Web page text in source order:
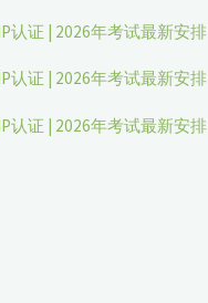
认证 | 2026年考试最新安排
认证 | 2026年考试最新安排
认证 | 2026年考试最新安排